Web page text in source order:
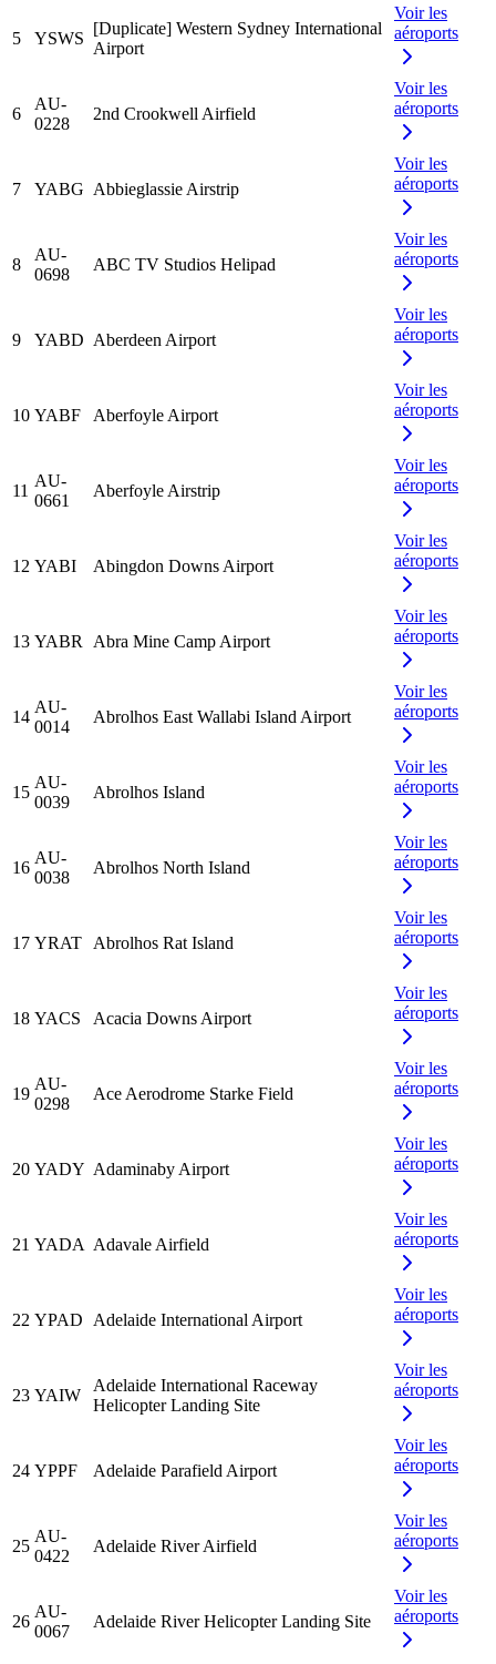
5 YSWS
[Duplicate] Western Sydney International
Airport
Voir les
aéroports
6
AU-
0228
2nd Crookwell Airfield
Voir les
aéroports
7 YABG Abbieglassie Airstrip
Voir les
aéroports
8
AU-
0698
ABC TV Studios Helipad
Voir les
aéroports
9 YABD Aberdeen Airport
Voir les
aéroports
10 YABF Aberfoyle Airport
Voir les
aéroports
11
AU-
0661
Aberfoyle Airstrip
Voir les
aéroports
12 YABI Abingdon Downs Airport
Voir les
aéroports
13 YABR Abra Mine Camp Airport
Voir les
aéroports
14
AU-
0014
Abrolhos East Wallabi Island Airport
Voir les
aéroports
15
AU-
0039
Abrolhos Island
Voir les
aéroports
16
AU-
0038
Abrolhos North Island
Voir les
aéroports
17 YRAT Abrolhos Rat Island
Voir les
aéroports
18 YACS Acacia Downs Airport
Voir les
aéroports
19
AU-
0298
Ace Aerodrome Starke Field
Voir les
aéroports
20 YADY Adaminaby Airport
Voir les
aéroports
21 YADA Adavale Airfield
Voir les
aéroports
22 YPAD Adelaide International Airport
Voir les
aéroports
23 YAIW
Adelaide International Raceway
Helicopter Landing Site
Voir les
aéroports
24 YPPF Adelaide Parafield Airport
Voir les
aéroports
25
AU-
0422
Adelaide River Airfield
Voir les
aéroports
26
AU-
0067
Adelaide River Helicopter Landing Site
Voir les
aéroports